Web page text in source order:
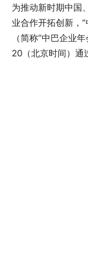
为推动新时期中国
业合作开拓创新，
（简称“中巴企业
20（北京时间）通